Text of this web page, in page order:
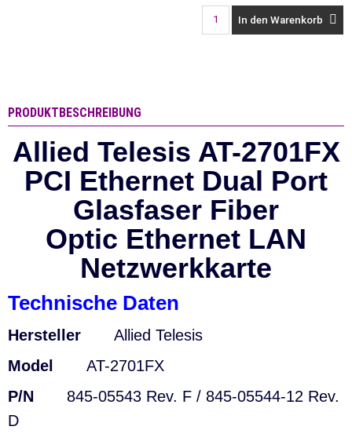
In den Warenkorb
PRODUKTBESCHREIBUNG
Allied Telesis AT-2701FX
PCI Ethernet Dual Port
Glasfaser Fiber
Optic Ethernet LAN
Netzwerkkarte
Technische Daten
Hersteller Allied Telesis
Model
AT-2701FX
P/N
845-05543 Rev. F / 845-05544-12 Rev.
D